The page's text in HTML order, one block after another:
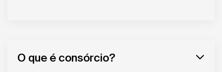
O que é consórcio?